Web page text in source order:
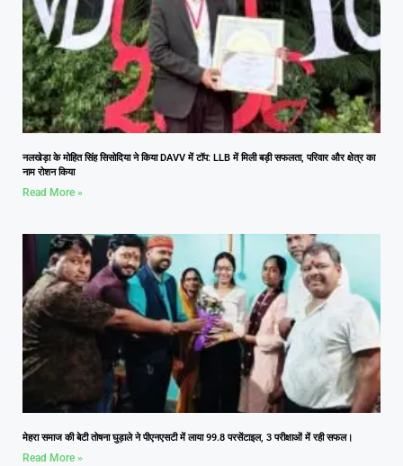
नलखेड़ा के मोहित सिंह सिसोदिया ने किया DAVV में टॉप: LLB में मिली बड़ी सफलता, परिवार और क्षेत्र का
नाम रोशन किया
Read More »
मेहरा समाज की बेटी तोषना घुड़ाले ने पीएनएसटी में लाया 99.8 परसेंटाइल, 3 परीक्षाओं में रही सफल।
Read More »